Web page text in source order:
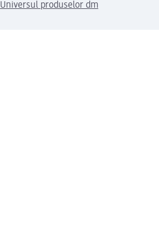
Universul produselor dm